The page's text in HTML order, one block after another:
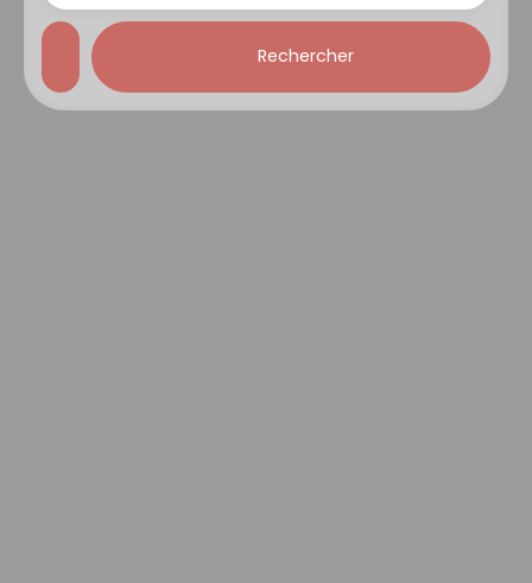
Rechercher